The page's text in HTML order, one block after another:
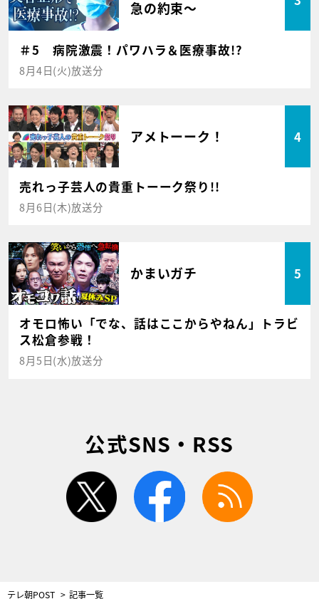
急の約束～
＃5 病院激震！パワハラ＆医療事故!?
8月4日(火)放送分
アメトーーク！ 4
売れっ子芸人の貴重トーーク祭り!!
8月6日(木)放送分
かまいガチ 5
オモロ怖い「でな、話はここからやねん」トラビ
ス松倉参戦！
8月5日(水)放送分
公式SNS・RSS
twitter facebook
テレ朝POST 記事一覧